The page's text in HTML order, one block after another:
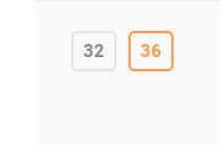
32 36